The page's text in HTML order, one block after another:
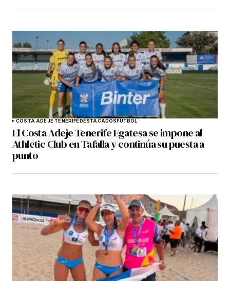
COSTA ADEJE TENERIFEDESTACADOSFÚTBOL
El Costa Adeje Tenerife Egatesa se impone al
Athletic Club en Tafalla y continúa su puesta a
punto